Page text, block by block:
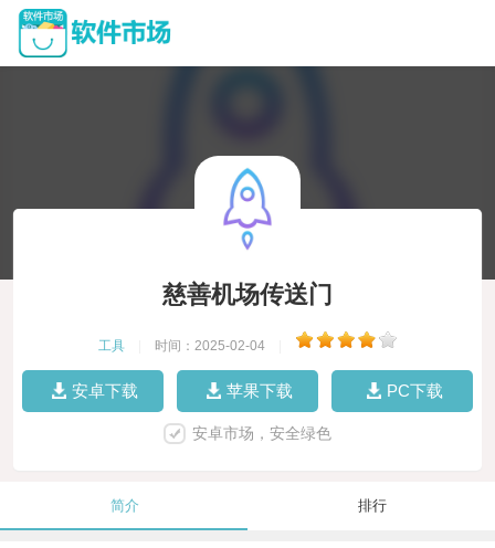
慈善机场传送门
工具 时间：2025-02-04
安卓下载 苹果下载 PC下载
安卓市场，安全绿色
简介 排行